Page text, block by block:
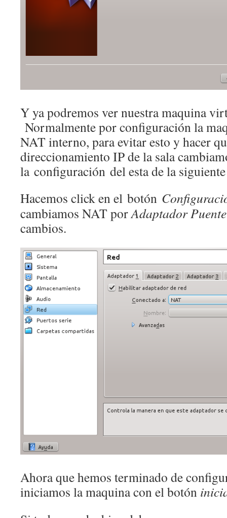
Y ya podremos ver nuestra maquina
Normalmente por configuración la
NAT interno, para evitar esto y hacer
direccionamiento IP de la sala
la configuración del esta de la
Hacemos click en el botón
cambiamos NAT porAdaptador Puente
cambios.
Ahora que hemos terminado de
iniciamos la maquina con el botón